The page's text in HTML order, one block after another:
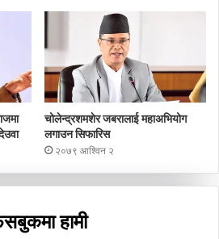
चोलेन्द्रशमशेर जबरालाई महाअभियोग
लगाउन सिफारिस
२०७९ आश्विन २
हामी